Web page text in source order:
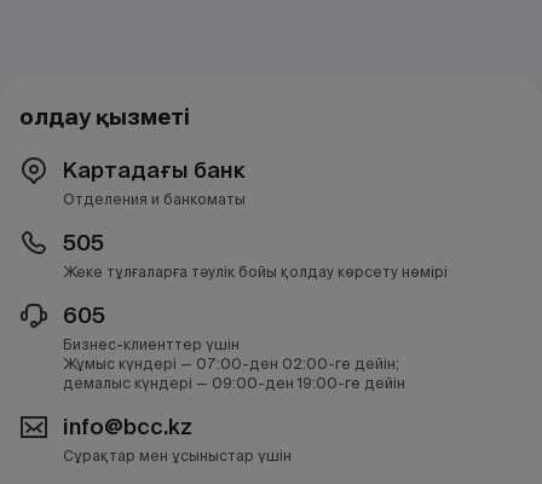
Қолдау қызметі
Картадағы банк
Отделения и банкоматы
505
Жеке тұлғаларға тәулік бойы қолдау көрсету нөмірі
605
Бизнес-клиенттер үшін
Жұмыс күндері — 07:00-ден 02:00-ге дейін;
демалыс күндері — 09:00-ден 19:00-ге дейін
info@bcc.kz
Сұрақтар мен ұсыныстар үшін